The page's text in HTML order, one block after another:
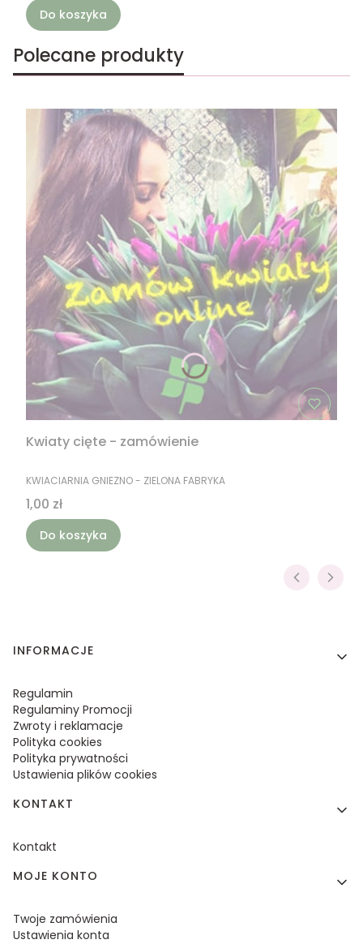
Do koszyka
Polecane produkty
Kwiaty cięte - zamówienie
PRODUCENT
KWIACIARNIA GNIEZNO - ZIELONA FABRYKA
Cena
1,00 zł
Do koszyka
Linki w stopce
INFORMACJE
Regulamin
Regulaminy Promocji
Zwroty i reklamacje
Polityka cookies
Polityka prywatności
Ustawienia plików cookies
KONTAKT
Kontakt
MOJE KONTO
Twoje zamówienia
Ustawienia konta